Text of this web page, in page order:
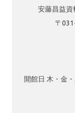
安藤昌益資
〒
開館日 木・金